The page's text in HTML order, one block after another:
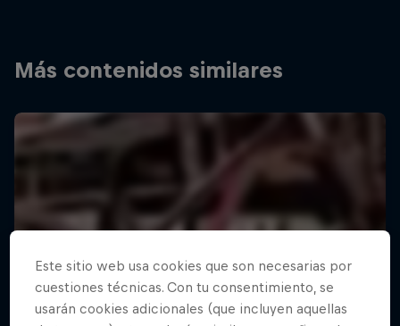
Más contenidos similares
Este sitio web usa cookies que son necesarias por
cuestiones técnicas. Con tu consentimiento, se
usarán cookies adicionales (que incluyen aquellas